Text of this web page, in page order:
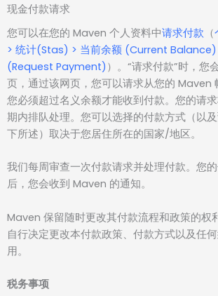
现金付款请求
您可以在您的 Maven 个人资料中请求付款 （
> 统计(Stas) > 当前余额 (Current Balance)
(Request Payment) ）。“请求付款”时，您
页，通过该网页，您可以请求从您的 Maven
您必须超过名义余额才能收到付款。您的请
期内排队处理。您可以选择的付款方式（以
下所述）取决于您居住所在的国家/地区。
我们每周审查一次付款请求并处理付款。您
后，您会收到 Maven 的通知。
Maven 保留随时更改其付款流程和政策的权
自行决定更改本付款政策、付款方式以及任
用。
税务事项